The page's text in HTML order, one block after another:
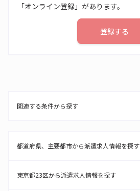
「オンライン登録」があります。
登録する
関連する条件から探す
都道府県、主要都市から派遣求人情報を探す
東京都23区から派遣求人情報を探す